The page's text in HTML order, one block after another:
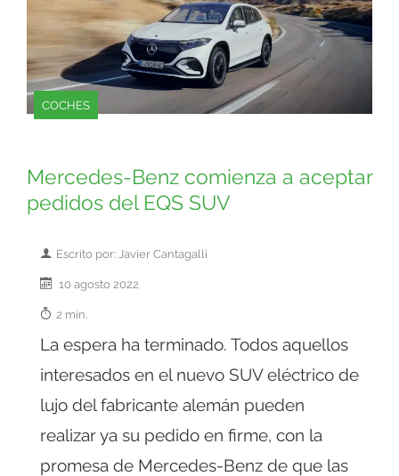
COCHES
Mercedes-Benz comienza a aceptar
pedidos del EQS SUV
Escrito por: Javier Cantagalli
10 agosto 2022
2 min.
La espera ha terminado. Todos aquellos
interesados en el nuevo SUV eléctrico de
lujo del fabricante alemán pueden
realizar ya su pedido en firme, con la
promesa de Mercedes-Benz de que las